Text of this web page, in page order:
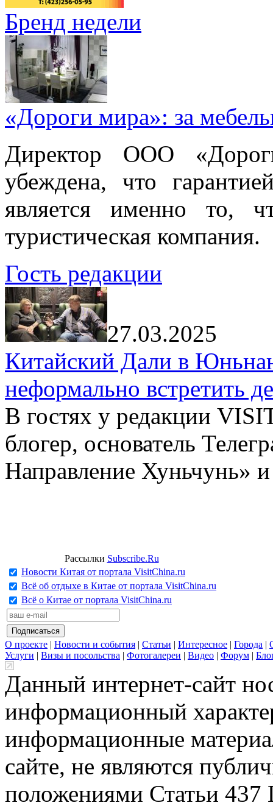
Бренд недели
«Дороги мира»: за
Директор ООО
убеждена, что
является именно то,
туристическая компания.
Гость редакции
27.03.2025
Китайский Дали в
неформально встретить
В гостях у редакции
блогер, основатель
Направление Хуньчунь»
Рассылки Subscribe.Ru
Новости Китая от портала VisitChina.ru
Всё об отдыхе в Китае от портала VisitChina.ru
Всё о Китае от портала VisitChina.ru
О проекте | Новости и события | Статьи | Интересное | Города |
Услуги | Визы и посольства | Фотогалереи | Видео | Форум |
Данный интернет-сайт
информационный
информационные
сайте, не являются
положениями Статьи 437